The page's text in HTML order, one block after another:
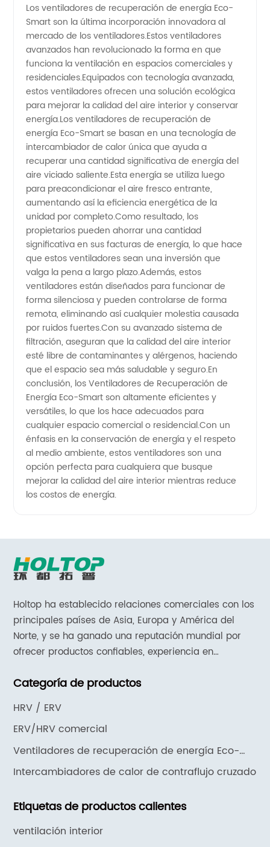
de
ventiladores
de
recuperación
de
energía
Eco-
Smart
para
venta al
por
mayor y
exportación
Los ventiladores de recuperación de energía Eco-
Smart son la última incorporación innovadora al
mercado de los ventiladores.Estos ventiladores
avanzados han revolucionado la forma en que
funciona la ventilación en espacios comerciales y
residenciales.Equipados con tecnología avanzada,
estos ventiladores ofrecen una solución ecológica
para mejorar la calidad del aire interior y conservar
energía.Los ventiladores de recuperación de
energía Eco-Smart se basan en una tecnología de
intercambiador de calor única que ayuda a
recuperar una cantidad significativa de energía del
aire viciado saliente.Esta energía se utiliza luego
para preacondicionar el aire fresco entrante,
aumentando así la eficiencia energética de la
unidad por completo.Como resultado, los
propietarios pueden ahorrar una cantidad
significativa en sus facturas de energía, lo que hace
que estos ventiladores sean una inversión que
valga la pena a largo plazo.Además, estos
ventiladores están diseñados para funcionar de
forma silenciosa y pueden controlarse de forma
remota, eliminando así cualquier molestia causada
por ruidos fuertes.Con su avanzado sistema de
filtración, aseguran que la calidad del aire interior
esté libre de contaminantes y alérgenos, haciendo
que el espacio sea más saludable y seguro.En
conclusión, los Ventiladores de Recuperación de
Energía Eco-Smart son altamente eficientes y
versátiles, lo que los hace adecuados para
cualquier espacio comercial o residencial.Con un
énfasis en la conservación de energía y el respeto
al medio ambiente, estos ventiladores son una
opción perfecta para cualquiera que busque
mejorar la calidad del aire interior mientras reduce
los costos de energía.
Holtop ha establecido relaciones comerciales con los
principales países de Asia, Europa y América del
Norte, y se ha ganado una reputación mundial por
ofrecer productos confiables, experiencia en
Categoría de productos
HRV / ERV
ERV/HRV comercial
Ventiladores de recuperación de energía Eco-
Vent
Intercambiadores de calor de contraflujo cruzado
Etiquetas de productos calientes
ventilación interior